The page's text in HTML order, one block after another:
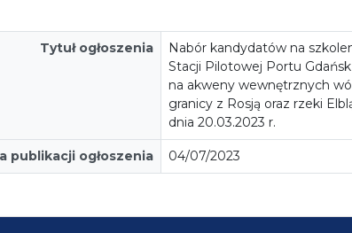
Tytuł ogłoszenia
Nabór kandydatów na
Stacji Pilotowej Portu
na akweny wewnętrznych
granicy z Rosją oraz rzeki
dnia 20.03.2023 r.
publikacji ogłoszenia 04/07/2023